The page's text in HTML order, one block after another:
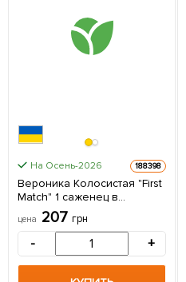
На Осень-2026 188398
Вероника Колосистая "First
Match" 1 саженец в
упаковке
цена 207 грн
- +